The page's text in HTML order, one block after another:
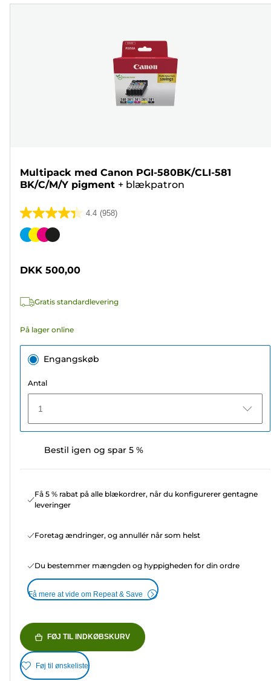
Multipack med Canon PGI-580BK/CLI-581
BK/C/M/Y pigment + blækpatron
4.4 (958)
4.4
ud
stjerner.
anmeldelser
Farvepatron
DKK 500,00
Gratis standardlevering
På lager online
Engangskøb
Antal
1
Bestil igen og spar 5 %
Få 5 % rabat på alle blækordrer, når du konfigurerer gentagne
leveringer
Foretag ændringer, og annullér når som helst
Du bestemmer mængden og hyppigheden for din ordre
Få mere at vide om Repeat & Save
FØJ TIL INDKØBSKURV
Føj til ønskeliste